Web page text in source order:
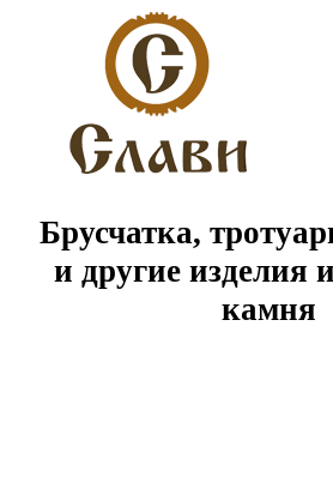
Брусчатка,
и другие изделия
камня